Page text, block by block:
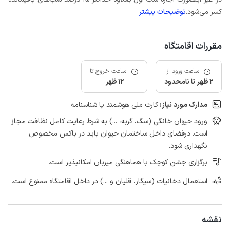
کسر می‌شود.توضیحات بیشتر
مقررات اقامتگاه
ساعت ورود از
2 ظهر تا نامحدود
ساعت خروج تا
12 ظهر
مدارک مورد نیاز:کارت ملی هوشمند یا شناسنامه
ورود حیوان خانگی (سگ، گربه، ...) به شرط رعایت کامل نظافت مجاز
است. درفضای داخل ساختمان حیوان باید در باکس مخصوص
نگهداری شود.
برگزاری جشن کوچک با هماهنگی میزبان امکانپذیر است.
استعمال دخانیات (سیگار، قلیان و ...) در داخل اقامتگاه ممنوع است.
نقشه